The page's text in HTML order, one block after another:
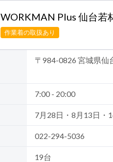
WORKMAN Plus 仙台若
作業着の取扱あり
〒984-0826 宮城県仙
7:00 - 20:00
7月28日・8月13日・
022-294-5036
19台